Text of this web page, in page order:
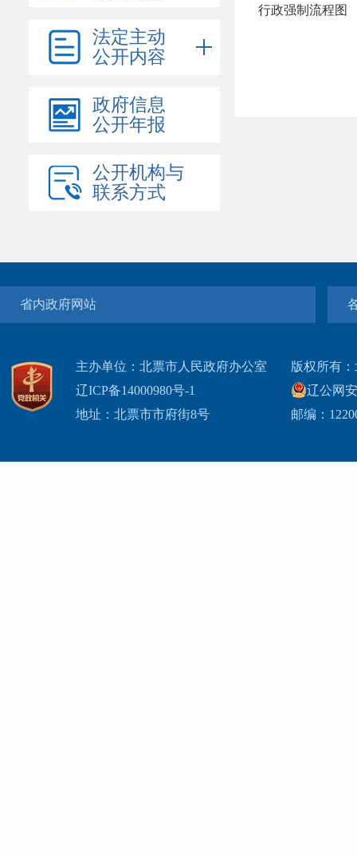
法定主动
公开内容
政府信息
公开年报
公开机构与
联系方式
行政强制流程图
省内政府网站
主办单位：北票市人民政府办公室
辽ICP备14000980号-1
地址：北票市市府街8号
版权所有
辽公网
邮编：